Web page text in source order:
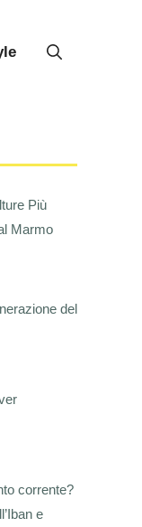
Più
Marmo
del
corrente?
e